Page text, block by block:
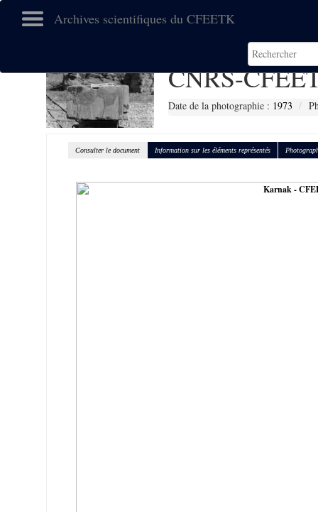
Archives scientifiques du CFEETK
CNRS-
Date de la photographie : 1973
Consulter le document Information sur les éléments représentés